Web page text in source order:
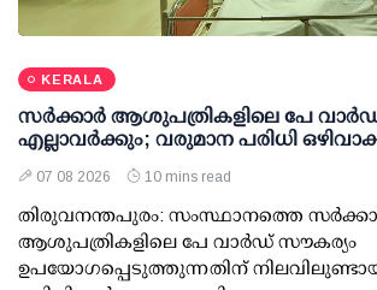
KERALA
സര്‍ക്കാര്‍ ആശുപത്രികളിലെ പേ
എല്ലാവര്‍ക്കും; വരുമാന പരിധി
07 08 2026 10 mins read
തിരുവനന്തപുരം: സംസ്ഥാനത്തെ
ആശുപത്രികളിലെ പേ വാര്‍ഡ് സൗകര്യം
ഉപയോഗപ്പെടുത്തുന്നതിന്